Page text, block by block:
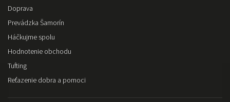
Doprava
Prevádzka Šamorín
Háčkujme spolu
Hodnotenie obchodu
Tufting
Reťazenie dobra a pomoci